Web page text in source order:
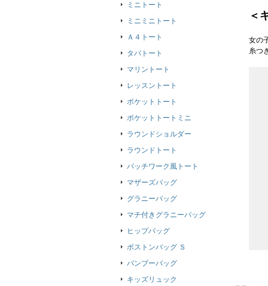
＜
女の
糸つ
ミニトート
ミニミニトート
Ａ４トート
タパトート
マリントート
レッスントート
ポケットトート
ポケットトートミニ
ラウンドショルダー
ラウンドトート
パッチワーク風トート
マザーズバッグ
グラニーバッグ
マチ付きグラニーバッグ
ヒップバッグ
ボストンバッグ Ｓ
バンブーバッグ
キッズリュック